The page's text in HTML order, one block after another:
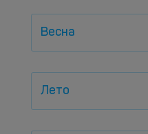
Весна
Лето